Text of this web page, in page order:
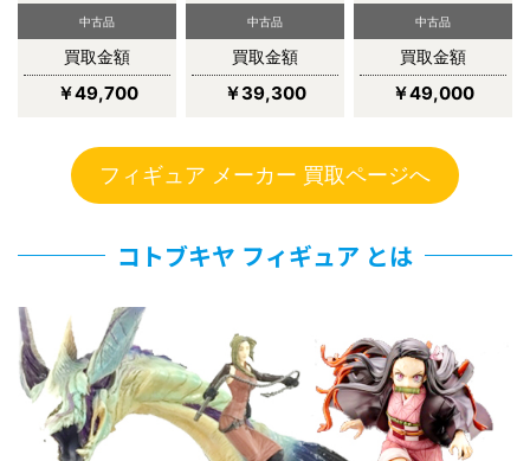
中古品
買取金額
￥49,700
中古品
買取金額
￥39,300
中古品
買取金額
￥49,000
フィギュア メーカー 買取ページへ
コトブキヤ フィギュア とは